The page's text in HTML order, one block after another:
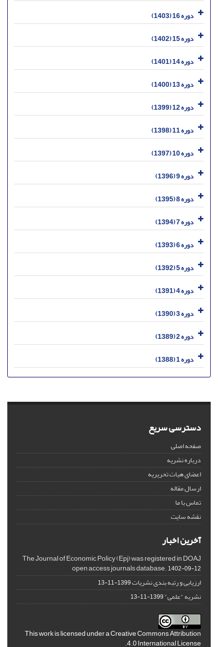
دوره 16 (1403)
دوره 15 (1402)
دوره 14 (1401)
دوره 13 (1400)
دوره 12 (1399)
دوره 11 (1398)
دوره 10 (1397)
دوره 9 (1396)
دوره 8 (1395)
دوره 7 (1394)
دوره 6 (1393)
دوره 5 (1392)
دوره 4 (1391)
دوره 3 (1390)
دوره 2 (1389)
دوره 1 (1388)
دسترسی سریع
صفحه اصلی
درباره نشریه
اعضای هیات تحریریه
ارسال مقاله
تماس با ما
نقشه سایت
آخرین اخبار
The Journal of Economic Policy (Epj) was registered in DOAJ
open access journals database.1402-09-12
ارزیابی و رتبه بندی نشریات1399-11-13
نشریه "علمی"1399-11-13
This work is licensed under aCreative Commons Attribution
4.0 International License
.